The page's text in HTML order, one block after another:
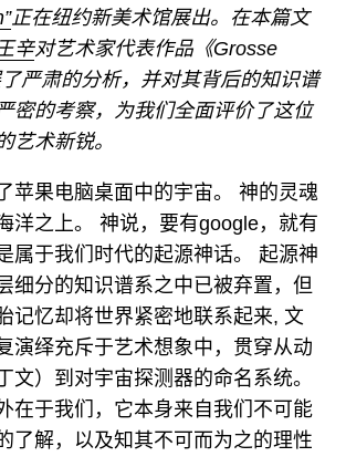
正在纽约新美术馆展出。在本篇文
辛对艺术家代表作品《Grosse
严肃的分析，并对其背后的知识谱
密的考察，为我们全面评价了这位
艺术新锐。
苹果电脑桌面中的宇宙。 神的灵魂
洋之上。 神说，要有google，就有
属于我们时代的起源神话。 起源神
细分的知识谱系之中已被弃置，但
记忆却将世界紧密地联系起来, 文
演绎充斥于艺术想象中，贯穿从动
文）到对宇宙探测器的命名系统。
在于我们，它本身来自我们不可能
了解，以及知其不可而为之的理性